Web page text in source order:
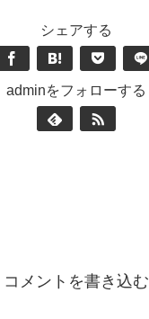
シェアする
adminをフォローする
コメントを書き込む